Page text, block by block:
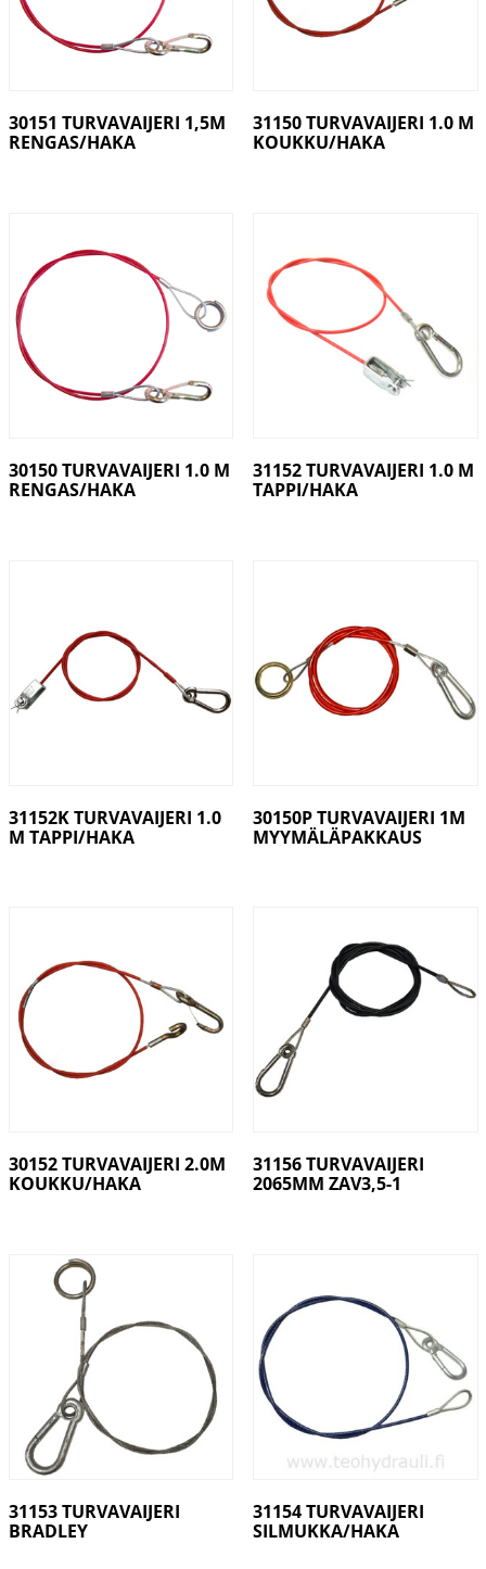
30151 TURVAVAIJERI 1,5M
RENGAS/HAKA
31150 TURVAVAIJERI 1.0 M
KOUKKU/HAKA
30150 TURVAVAIJERI 1.0 M
RENGAS/HAKA
31152 TURVAVAIJERI 1.0 M
TAPPI/HAKA
31152K TURVAVAIJERI 1.0
M TAPPI/HAKA
30150P TURVAVAIJERI 1M
MYYMÄLÄPAKKAUS
30152 TURVAVAIJERI 2.0M
KOUKKU/HAKA
31156 TURVAVAIJERI
2065MM ZAV3,5-1
31153 TURVAVAIJERI
BRADLEY
31154 TURVAVAIJERI
SILMUKKA/HAKA